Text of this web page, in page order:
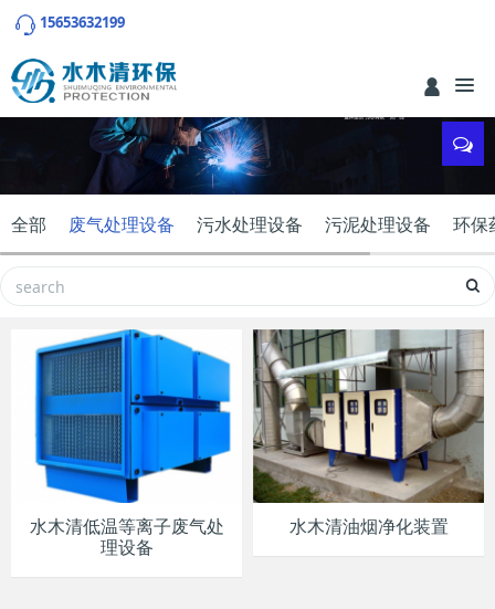
15653632199
全部 废气处理设备 污水处理设备 污泥处理设备 环保
水木清低温等离子废气处
理设备
水木清油烟净化装置